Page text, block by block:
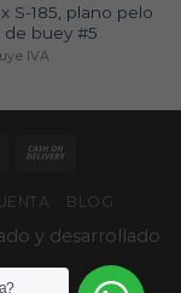
S-185, plano pelo
buey #5
IVA
BLOG
y desarrollado